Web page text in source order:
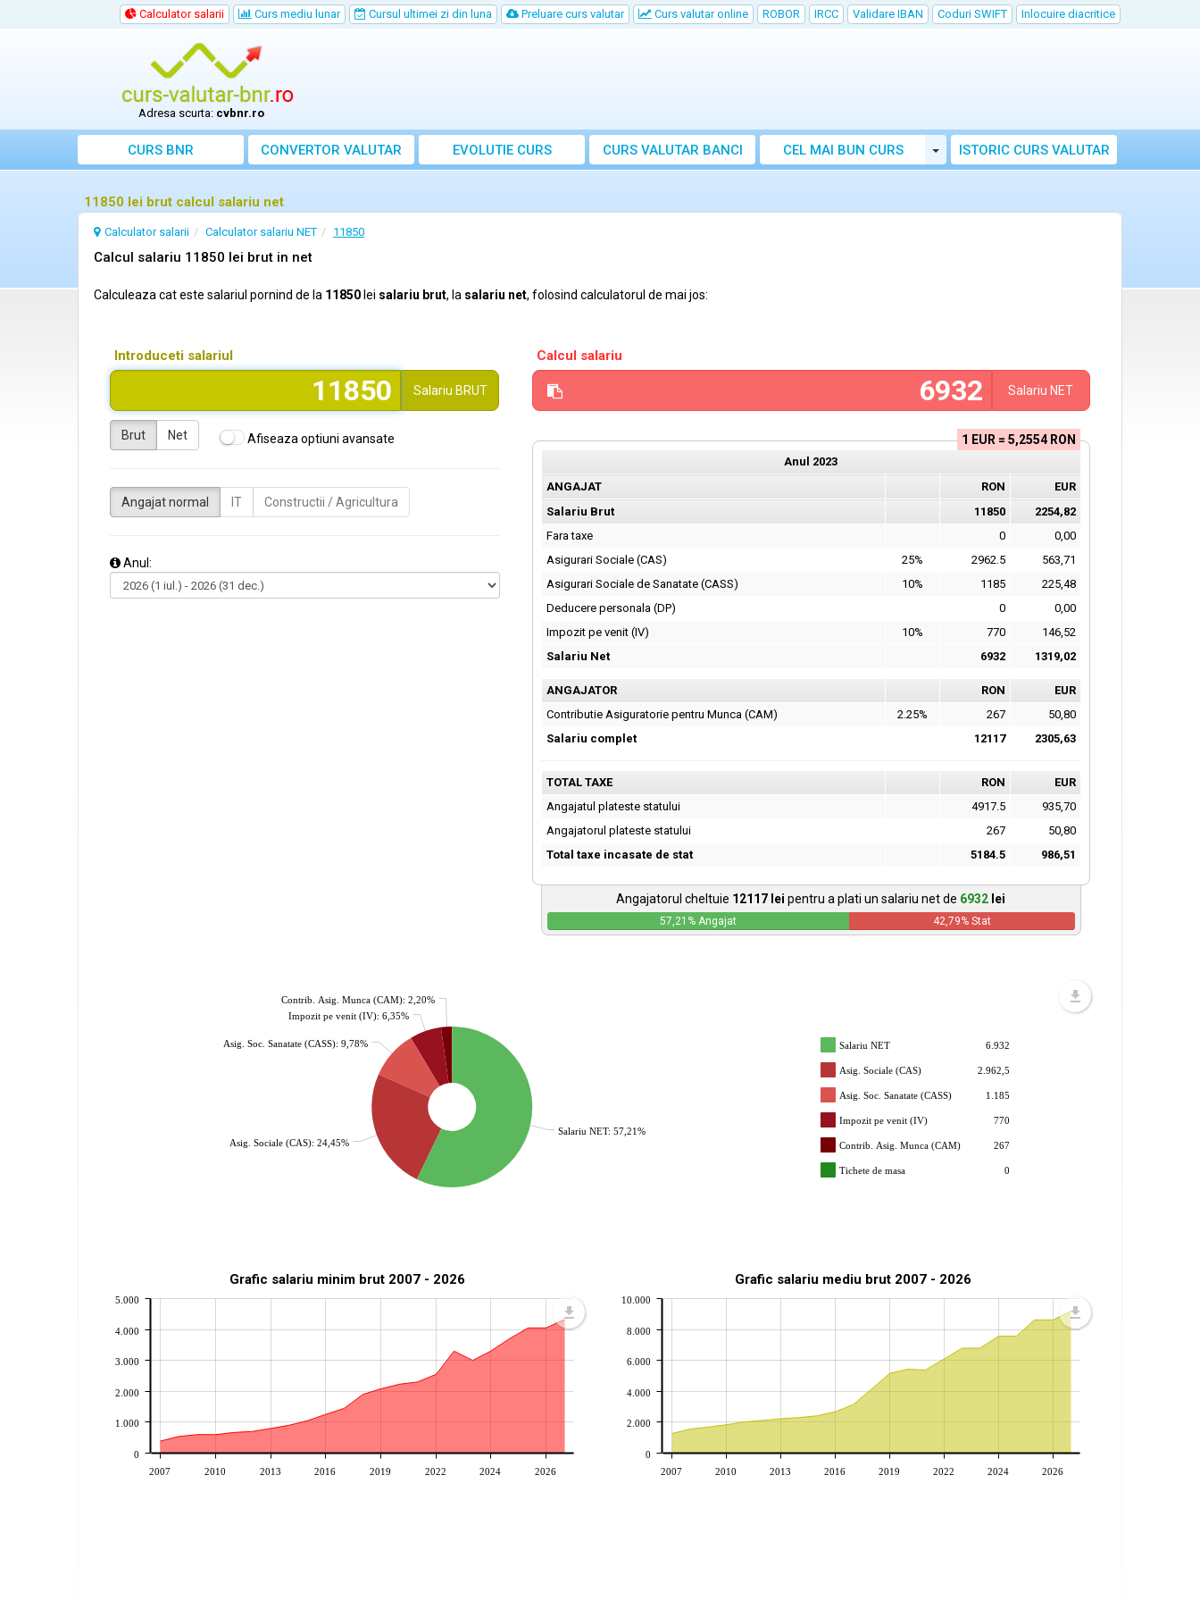
Calculator salarii Curs mediu lunar Cursul ultimei zi din luna Preluare curs valutar Curs valutar online ROBOR IRCC Validare IBAN Coduri SWIFT Inlocuire diacritice
Adresa scurta: cvbnr.ro
CURS BNR CONVERTOR VALUTAR EVOLUTIE CURS CURS VALUTAR BANCI CEL MAI BUN CURS Toggle Dropdown
ISTORIC CURS VALUTAR
11850 lei brut calcul salariu net
Calculator salarii Calculator salariu NET 11850
Calcul salariu 11850 lei brut in net
Calculeaza cat este salariul pornind de la 11850 lei salariu brut, la salariu net, folosind calculatorul de mai jos:
Introduceti salariul
Salariu BRUT
Brut Net Afiseaza optiuni avansate
Angajat normal IT Constructii / Agricultura
Anul:
Calcul salariu
Salariu NET
1 EUR = 5,2554 RON
Anul 2023
ANGAJAT
RON
EUR
Salariu Brut
11850
2254,82
Fara taxe
0
0,00
Asigurari Sociale (CAS)
25% 2962.5
563,71
Asigurari Sociale de Sanatate (CASS)
10% 1185
225,48
Deducere personala (DP)
0
0,00
Impozit pe venit (IV)
10% 770
146,52
Salariu Net
6932 1319,02
ANGAJATOR RON
EUR
Contributie Asiguratorie pentru Munca (CAM)
2.25% 267
50,80
Salariu complet
12117 2305,63
TOTAL TAXE RON
EUR
Angajatul plateste statului
4917.5
935,70
Angajatorul plateste statului
267
50,80
Total taxe incasate de stat
5184.5 986,51
Angajatorul cheltuie 12117 lei pentru a plati un salariu net de 6932 lei
57,21 % Angajat 42,79% Stat
Salariu NET: 57,21%
Asig. Sociale (CAS): 24,45%
Asig. Soc. Sanatate (CASS): 9,78%
Impozit pe venit (IV): 6,35%
Contrib. Asig. Munca (CAM): 2,20%
Salariu NET 6.932
Asig. Sociale (CAS) 2.962,5
Asig. Soc. Sanatate (CASS) 1.185
Impozit pe venit (IV) 770
Contrib. Asig. Munca (CAM) 267
Tichete de masa 0
Grafic salariu minim brut 2007 - 2026
2007 2010 2013 2016 2019 2022 2024 2026
0
1.000
2.000
3.000
4.000
5.000
Grafic salariu mediu brut 2007 - 2026
2007 2010 2013 2016 2019 2022 2024 2026
0
2.000
4.000
6.000
8.000
10.000